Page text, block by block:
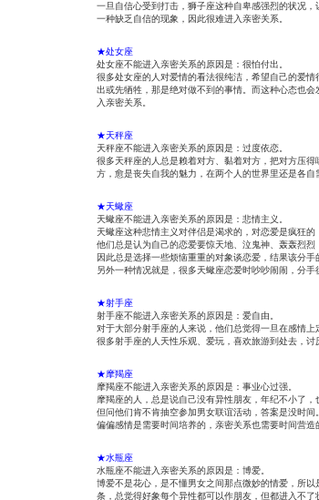
一旦自信心受到打击，狮子座这种自卑感强烈的状况
一种缺乏自信的现象，因此很难进入亲密关系。
★处女座
处女座不能进入亲密关系的原因是：很怕付出。
很多处女座的人对爱情的看法很纯洁，希望自己的爱
出或先牺牲，那是绝对做不到的事情。而这种心态也
入亲密关系。
★天秤座
天秤座不能进入亲密关系的原因是：过度依恋。
很多天秤座的人总是赖着对方、黏着对方，把对方压
方，愈是丧失自我的魅力，在两个人的世界里还是各
★天蠍座
天蠍座不能进入亲密关系的原因是：悲情主义。
天蠍座这种悲情主义对伴侣是渴求的，对恋爱是疯狂
他们总是认为自己的恋爱要惊天地、泣鬼神、轰轰烈烈
因此总是选择一些烦恼重重的对象谈恋爱，结果该分
另外一种情况就是，很多天蠍座恋爱时吵吵闹闹，分
★射手座
射手座不能进入亲密关系的原因是：爱自由。
对于大部分射手座的人来说，他们总觉得一旦在感情
很多射手座的人天性乐观、爱玩，喜欢旅游到处去，讨
★摩羯座
摩羯座不能进入亲密关系的原因是：事业心过强。
摩羯座的人，总是说自己没有异性朋友，年纪不小了
但问他们肯不肯抽空参加男女联谊活动，答案是没时间。
偏偏感情是需要时间培养的，亲密关系也需要时间营
★水瓶座
水瓶座不能进入亲密关系的原因是：博爱。
博爱不是花心，是不懂男女之间那点微妙的情爱，所以
条，总觉得好象每个异性都可以作朋友，但都进入不了